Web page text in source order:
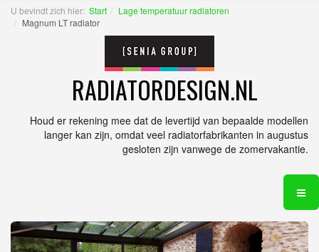
U bevindt zich hier: Start
Lage temperatuur radiatoren
Magnum LT radiator
RADIATORDESIGN.NL
Houd er rekening mee dat de levertijd van bepaalde modellen
langer kan zijn, omdat veel radiatorfabrikanten in augustus
gesloten zijn vanwege de zomervakantie.